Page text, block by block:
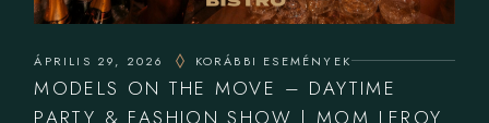
ÁPRILIS 29, 2026 KORÁBBI ESEMÉNYEK
MODELS ON THE MOVE – DAYTIME
PARTY & FASHION SHOW | MOM LEROY